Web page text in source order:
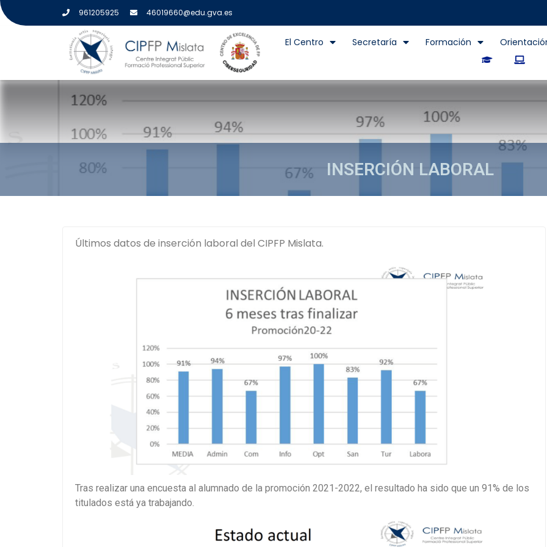
961205925 46019660@edu.gva.es
El Centro Secretaría Formación
INSERCIÓN LABORAL
Últimos datos de inserción laboral del CIPFP Mislata.
Tras realizar una encuesta al alumnado de la promoción 2021-2022, el resultado ha sido que un 91% de los
titulados está ya trabajando.